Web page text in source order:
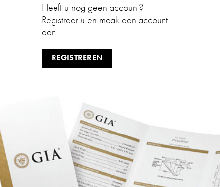
Heeft u nog geen account?
Registreer u en maak een account
aan.
REGISTREREN